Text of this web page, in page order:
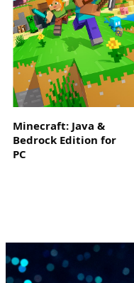
Minecraft: Java &
Bedrock Edition for
PC